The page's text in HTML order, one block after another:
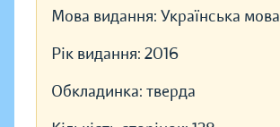
Мова видання: Українська мова
Рік видання: 2016
Обкладинка: тверда